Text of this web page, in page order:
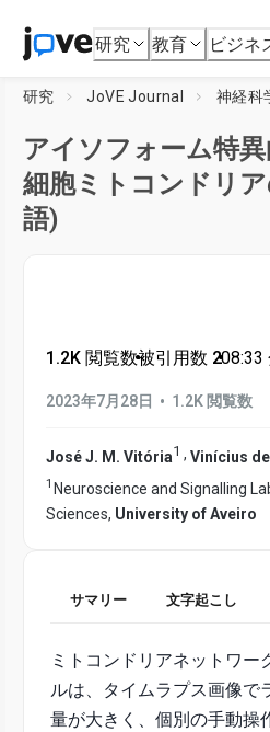
研究 教育 ビジネ
研究 JoVE Journal 神経科
アイソフォーム特
細胞ミトコンドリ
語)
1.2K 閲覧数•被引用数 2•08:33
2023年7月28日 • 1.2K 閲覧数
José J. M. Vitória1 , Vinícius
1 Neuroscience and Signalling
Sciences, University of Aveiro
サマリー 文字起こし
ミトコンドリアネットワ
ルは、タイムラプス画像で
量が大きく、個別の手動操